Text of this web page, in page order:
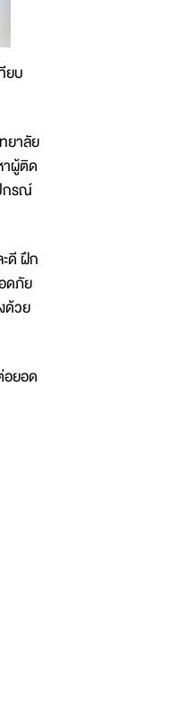
ยบ
ยาลัย
าผู้ติด
กรณ์
ดี ฝึก
ดภัย
ด้วย
อยอด